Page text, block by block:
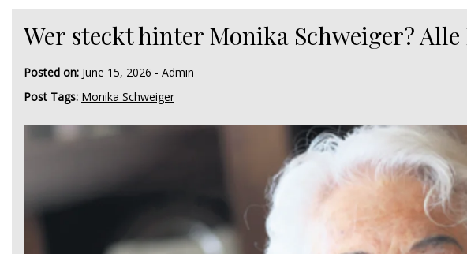
Wer steckt hinter Monika Schweiger?
Posted on: June 15, 2026 - Admin
Post Tags: Monika Schweiger